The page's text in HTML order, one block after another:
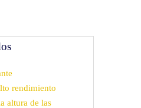
rendimiento
altura de las